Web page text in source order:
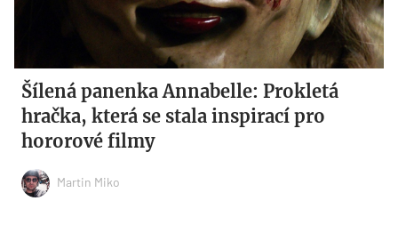
Šílená panenka Annabelle: Prokletá
hračka, která se stala inspirací pro
hororové filmy
Martin Miko